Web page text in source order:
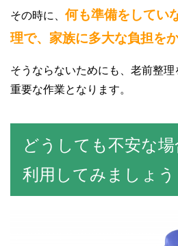
その時に、 何も準備をしてい
理で、家族に多大な負担を
そうならないためにも、老前整
重要な作業となります。
どうしても不安な
利用してみましょう